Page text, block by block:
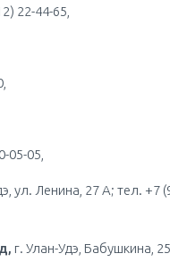
22-44-65,
05-05,
ул. Ленина, 27 А; тел. +7
г. Улан-Удэ, Бабушкина,